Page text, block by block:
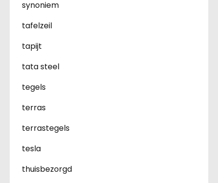
synoniem
tafelzeil
tapijt
tata steel
tegels
terras
terrastegels
tesla
thuisbezorgd